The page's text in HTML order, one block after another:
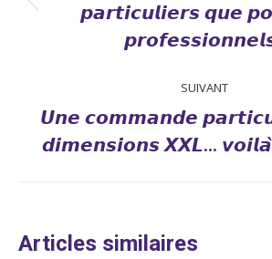
Article
𝙥𝙖𝙧𝙩𝙞𝙘𝙪𝙡𝙞𝙚𝙧𝙨 𝙦𝙪𝙚
SUIVANT
Article
suivant
𝙐𝙣𝙚 𝙘𝙤𝙢𝙢𝙖𝙣𝙙𝙚
𝙙𝙞𝙢𝙚𝙣𝙨𝙞𝙤𝙣𝙨 𝙓𝙓𝙇… 𝙫𝙤𝙞𝙡𝙖̀
Articles similaires